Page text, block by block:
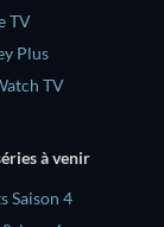
TV
Plus
TV
à venir
Saison 4